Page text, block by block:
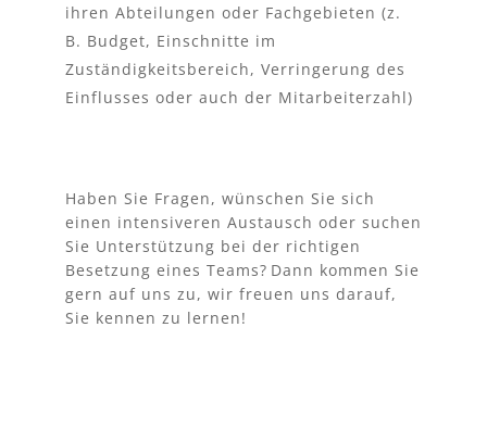
ihren Abteilungen oder Fachgebieten (z.
B. Budget, Einschnitte im
Zuständigkeitsbereich, Verringerung des
Einflusses oder auch der Mitarbeiterzahl)
Haben Sie Fragen, wünschen Sie sich
einen intensiveren Austausch oder suchen
Sie Unterstützung bei der richtigen
Besetzung eines Teams? Dann kommen Sie
gern auf uns zu, wir freuen uns darauf,
Sie kennen zu lernen!